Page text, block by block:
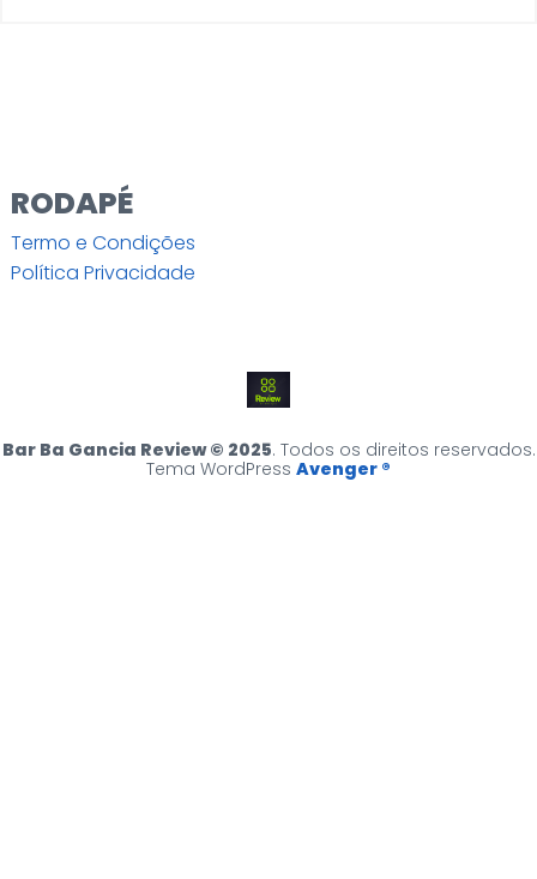
RODAPÉ
Termo e Condições
Política Privacidade
Bar Ba Gancia Review © 2025. Todos os direitos reservados.
Tema WordPress Avenger ®